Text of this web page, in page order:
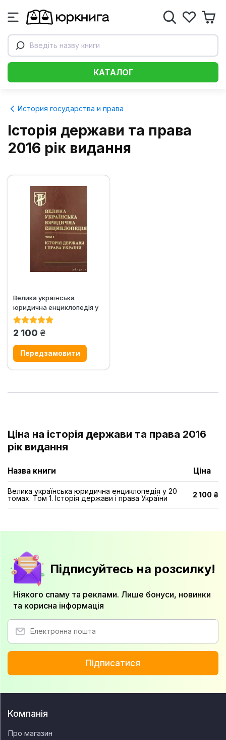
Введіть назву книги
КАТАЛОГ
История государства и права
Історія держави та права
2016 рік видання
Велика українська
юридична енциклопедія у
20 томах. Том 1. Історія...
2 100 грн.
Ціна на історія держави та права 2016
рік видання
Назва книги Ціна
Велика українська юридична енциклопедія у 20
томах. Том 1. Історія держави і права України
2 100 ₴
Підписуйтесь на розсилку!
Ніякого спаму та реклами. Лише бонуси, новинки
та корисна інформація
Підписатися
Компанія
Про магазин